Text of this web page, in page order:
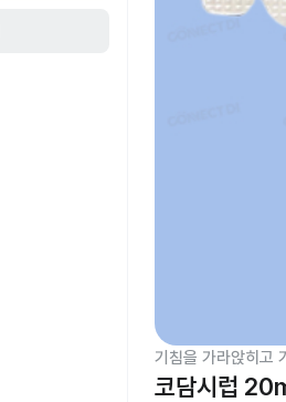
기침을 가라앉히고
코담시럽